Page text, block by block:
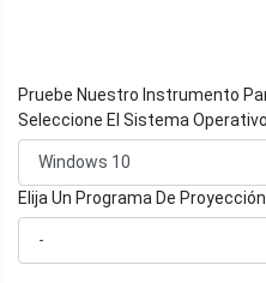
Pruebe Nuestro Instrumento
Seleccione El Sistema Operativo
Elija Un Programa De